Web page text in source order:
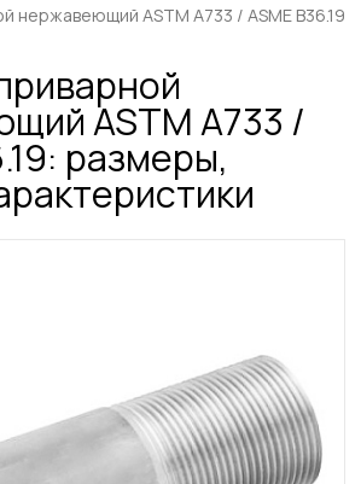
нержавеющий ASTM A733 / ASME B36.19
ASTM A733 /
размеры,